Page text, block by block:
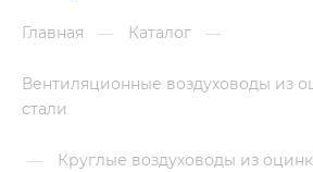
Главная — Каталог —
Вентиляционные воздуховоды из
стали
— Круглые воздуховоды из